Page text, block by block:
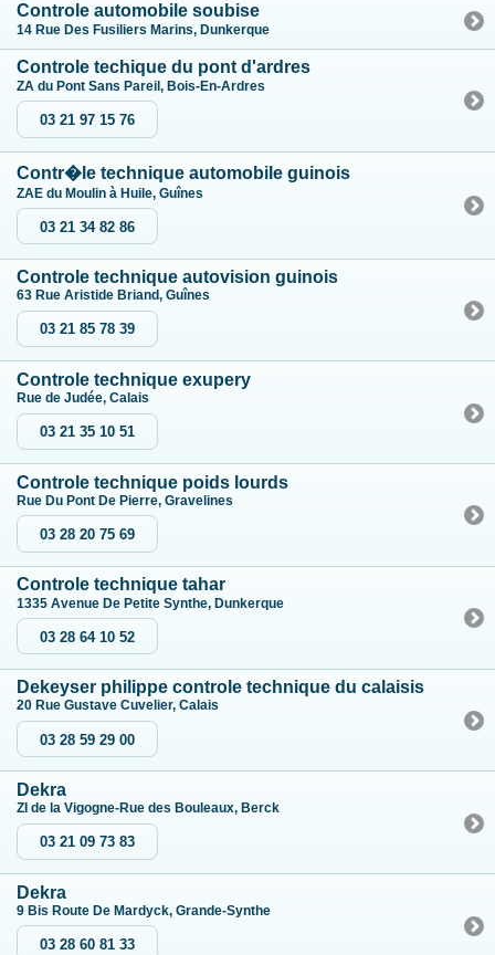
Controle automobile soubise
14 Rue Des Fusiliers Marins, Dunkerque
Controle techique du pont d'ardres
ZA du Pont Sans Pareil, Bois-En-Ardres
03 21 97 15 76
Contr�le technique automobile guinois
ZAE du Moulin à Huile, Guînes
03 21 34 82 86
Controle technique autovision guinois
63 Rue Aristide Briand, Guînes
03 21 85 78 39
Controle technique exupery
Rue de Judée, Calais
03 21 35 10 51
Controle technique poids lourds
Rue Du Pont De Pierre, Gravelines
03 28 20 75 69
Controle technique tahar
1335 Avenue De Petite Synthe, Dunkerque
03 28 64 10 52
Dekeyser philippe controle technique du calaisis
20 Rue Gustave Cuvelier, Calais
03 28 59 29 00
Dekra
ZI de la Vigogne-Rue des Bouleaux, Berck
03 21 09 73 83
Dekra
9 Bis Route De Mardyck, Grande-Synthe
03 28 60 81 33